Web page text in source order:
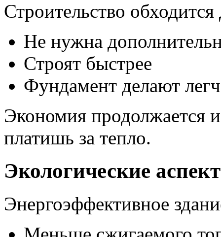
Строительство
Не нужна
Строят быстрее
Фундамент делают
Экономия продолжается
платишь за тепло.
Экологические
Энергоэффективное